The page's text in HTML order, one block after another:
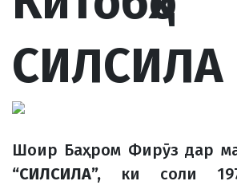
СИЛСИЛА
Шоир Баҳром Фирӯз дар
“СИЛСИЛА”, ки соли